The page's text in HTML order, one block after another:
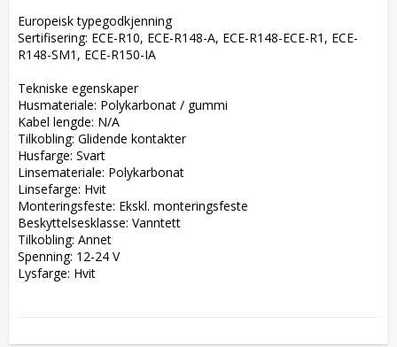
Europeisk typegodkjenning
Sertifisering: ECE-R10, ECE-R148-A, ECE-R148-ECE-R1, ECE-
R148-SM1, ECE-R150-IA
Tekniske egenskaper
Husmateriale: Polykarbonat / gummi
Kabel lengde: N/A
Tilkobling: Glidende kontakter
Husfarge: Svart
Linsemateriale: Polykarbonat
Linsefarge: Hvit
Monteringsfeste: Ekskl. monteringsfeste
Beskyttelsesklasse: Vanntett
Tilkobling: Annet
Spenning: 12-24 V
Lysfarge: Hvit